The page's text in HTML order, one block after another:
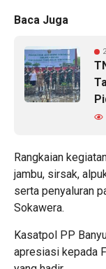
Baca Juga
Rangkaian
jambu, sirsak,
serta penyaluran
Sokawera.
Kasatpol PP
apresiasi kepada